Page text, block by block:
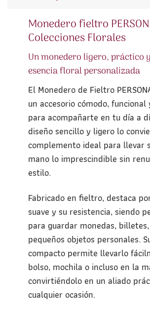
Monedero fieltro
Colecciones Florales
Un monedero ligero, práctico
esencia floral personalizada
El Monedero de Fieltro
un accesorio cómodo,
para acompañarte en tu día a
diseño sencillo y ligero lo
complemento ideal para llevar
mano lo imprescindible sin
estilo.
Fabricado en fieltro, destaca
suave y su resistencia, siendo
para guardar monedas,
pequeños objetos personales.
compacto permite llevarlo
bolso, mochila o incluso en la
convirtiéndolo en un aliado
cualquier ocasión.